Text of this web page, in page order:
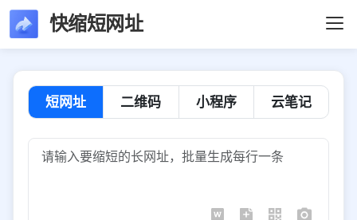
快缩短网址
短网址 二维码 小程序 云笔记